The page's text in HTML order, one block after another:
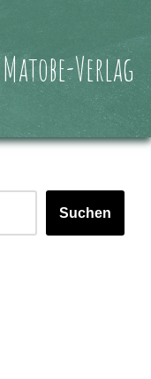
Matobe-Verlag
Suchen